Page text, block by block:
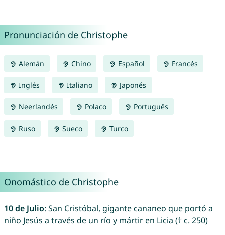
Pronunciación de Christophe
Alemán Chino Español Francés
Inglés Italiano Japonés
Neerlandés Polaco Português
Ruso Sueco Turco
Onomástico de Christophe
10 de Julio: San Cristóbal, gigante cananeo que portó a
niño Jesús a través de un río y mártir en Licia († c. 250)